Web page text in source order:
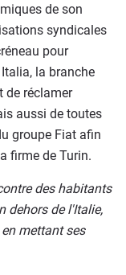
de son
syndicales
pour
la branche
de réclamer
aussi de toutes
groupe Fiat afin
firme de Turin.
des habitants
dehors de l'Italie,
mettant ses